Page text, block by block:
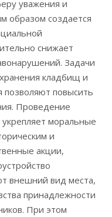
уважения и
образом создается
снижает
Задачи
кладбищ и
позволяют повысить
Проведение
моральные
и
акции,
внешний вид места,
принадлежности
При этом